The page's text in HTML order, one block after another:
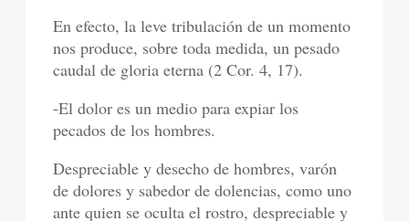
En efecto, la leve tribulación de un momento
nos produce, sobre toda medida, un pesado
caudal de gloria eterna (2 Cor. 4, 17).
-El dolor es un medio para expiar los
pecados de los hombres.
Despreciable y desecho de hombres, varón
de dolores y sabedor de dolencias, como uno
ante quien se oculta el rostro, despreciable y